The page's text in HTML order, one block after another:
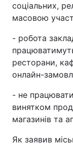
соціальних,
масовою
- робота
ресторани,
онлайн-
- не
винятком
магазинів та
Як заявив